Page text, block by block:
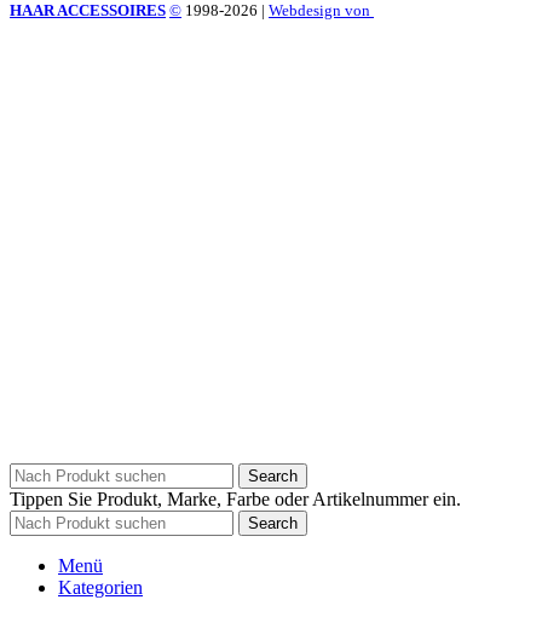
HAAR ACCESSOIRES © 1998-2026 | Webdesign von
Search
Tippen Sie Produkt, Marke, Farbe oder Artikelnummer ein.
Search
Menü
Kategorien